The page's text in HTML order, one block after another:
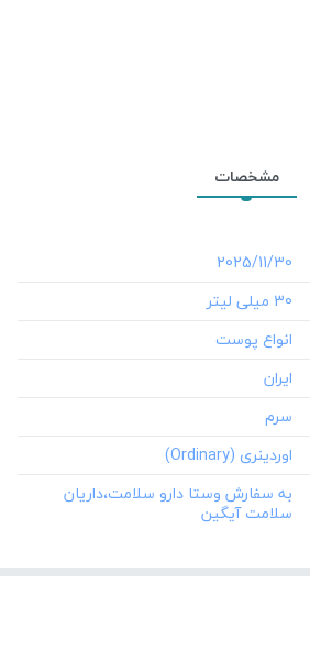
مشخصات
‎2025/11/30
‎30 میلی لیتر
‎به سفارش وستا دارو سلامت،داریان
سلامت آیگین